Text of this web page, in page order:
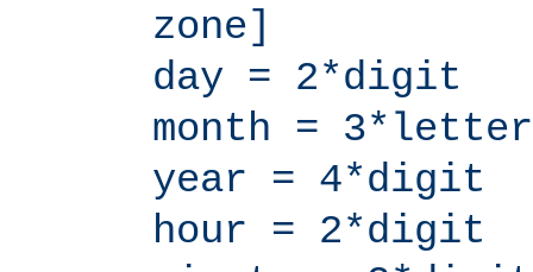
zone]
day = 2*digit
month = 3*letter
year = 4*digit
hour = 2*digit